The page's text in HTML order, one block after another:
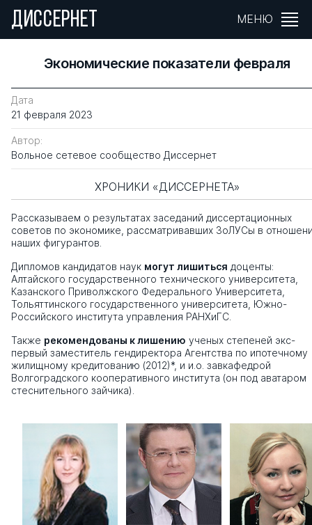
ДИССЕРНЕТ МЕНЮ
Экономические показатели февраля
Дата
21 февраля 2023
Автор:
Вольное сетевое сообщество Диссернет
ХРОНИКИ «ДИССЕРНЕТА»
Рассказываем о результатах заседаний диссертационных
советов по экономике, рассматривавших ЗоЛУСы в
наших фигурантов.
Дипломов кандидатов наук могут лишиться доценты:
Алтайского государственного технического университета,
Казанского Приволжского Федерального Университета,
Тольяттинского государственного университета, Южно-
Российского института управления РАНХиГС.
Также рекомендованы к лишению ученых степеней экс-
первый заместитель гендиректора Агентства по ипотечному
жилищному кредитованию (2012)*, и и.о. завкафедрой
Волгоградского кооперативного института (он под аватаром
стеснительного зайчика).